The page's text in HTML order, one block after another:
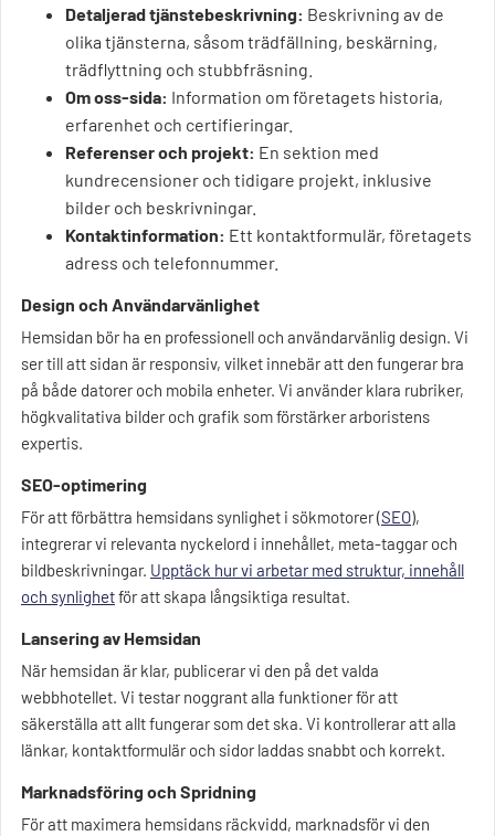
Detaljerad tjänstebeskrivning: Beskrivning av de
olika tjänsterna, såsom trädfällning, beskärning,
trädflyttning och stubbfräsning.
Om oss-sida: Information om företagets historia,
erfarenhet och certifieringar.
Referenser och projekt: En sektion med
kundrecensioner och tidigare projekt, inklusive
bilder och beskrivningar.
Kontaktinformation: Ett kontaktformulär, företagets
adress och telefonnummer.
Design och Användarvänlighet
Hemsidan bör ha en professionell och användarvänlig design. Vi
ser till att sidan är responsiv, vilket innebär att den fungerar bra
på både datorer och mobila enheter. Vi använder klara rubriker,
högkvalitativa bilder och grafik som förstärker arboristens
expertis.
SEO-optimering
För att förbättra hemsidans synlighet i sökmotorer (SEO),
integrerar vi relevanta nyckelord i innehållet, meta-taggar och
bildbeskrivningar. Upptäck hur vi arbetar med struktur, innehåll
och synlighetför att skapa långsiktiga resultat.
Lansering av Hemsidan
När hemsidan är klar, publicerar vi den på det valda
webbhotellet. Vi testar noggrant alla funktioner för att
säkerställa att allt fungerar som det ska. Vi kontrollerar att alla
länkar, kontaktformulär och sidor laddas snabbt och korrekt.
Marknadsföring och Spridning
För att maximera hemsidans räckvidd, marknadsför vi den